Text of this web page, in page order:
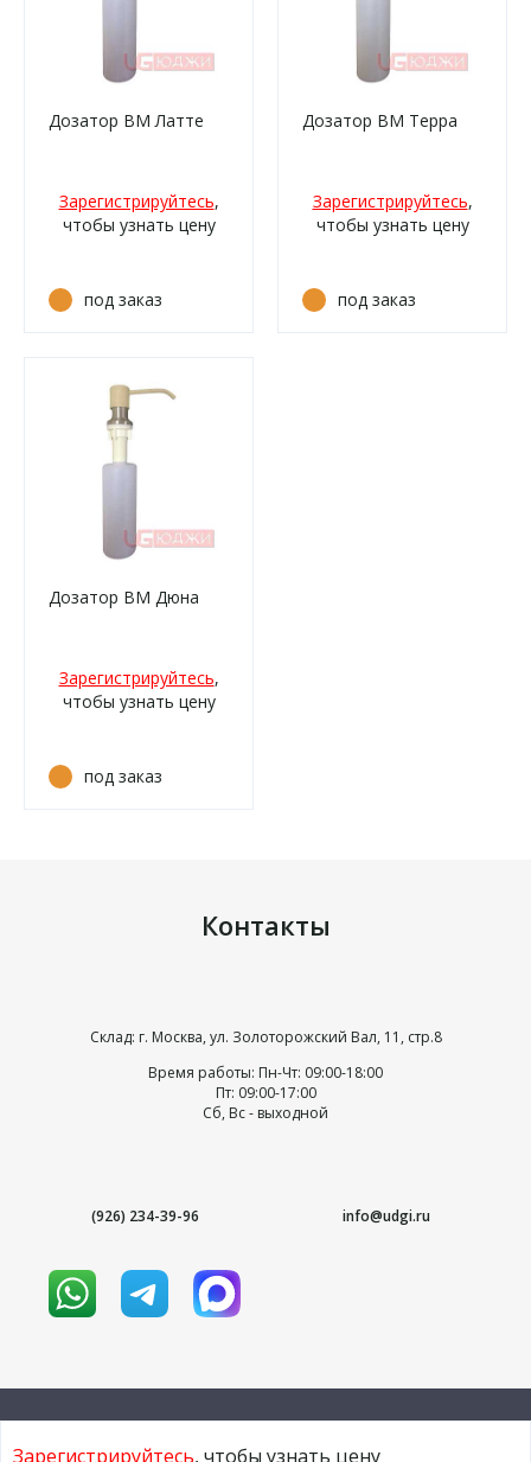
Зарегистрируйтесь, чтобы узнать цену
Дозатор ВМ Латте
Зарегистрируйтесь,
чтобы узнать цену
под заказ
Дозатор ВМ Терра
Зарегистрируйтесь,
чтобы узнать цену
под заказ
Дозатор ВМ Дюна
Зарегистрируйтесь,
чтобы узнать цену
под заказ
Контакты
Склад: г. Москва, ул. Золоторожский Вал, 11, стр.8
Время работы: Пн-Чт: 09:00-18:00
Пт: 09:00-17:00
Сб, Вс - выходной
(926) 234-39-96 info@udgi.ru